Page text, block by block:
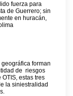
fuerza para
de Guerrero; sin
en huracán,
forman
de riesgos
estas tres
la siniestralidad